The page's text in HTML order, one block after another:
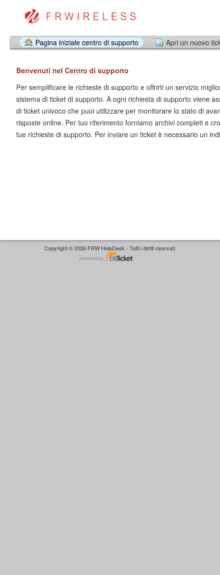
Pagina iniziale centro di supporto Apri un nuovo
Benvenuti nel Centro di supporto
Per semplificare le richieste di supporto e offrirti un servizio
sistema di ticket di supporto. A ogni richiesta di supporto viene
di ticket univoco che puoi utilizzare per monitorare lo stato di
risposte online. Per tuo riferimento forniamo archivi completi e
tue richieste di supporto. Per inviare un ticket è necessario un
Copyright © 2026 FRW HelpDesk - Tutti i diritti riservati.